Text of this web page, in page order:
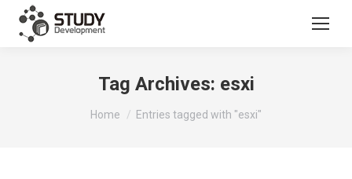
Tag Archives: esxi
You are here:
Home Entries tagged with "esxi"